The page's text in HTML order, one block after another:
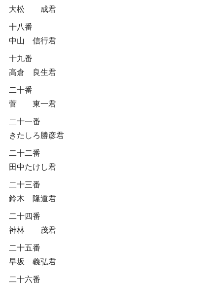
大松 成君
十八番
中山 信行君
十九番
高倉 良生君
二十番
菅 東一君
二十一番
きたしろ勝彦君
二十二番
田中たけし君
二十三番
鈴木 隆道君
二十四番
神林 茂君
二十五番
早坂 義弘君
二十六番